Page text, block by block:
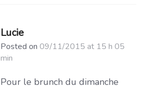
Lucie
Posted on 09/11/2015 at 15 h 05
min
Pour le brunch du dimanche